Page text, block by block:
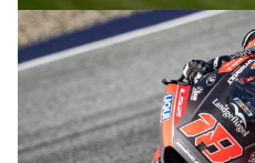
© R. Lekl